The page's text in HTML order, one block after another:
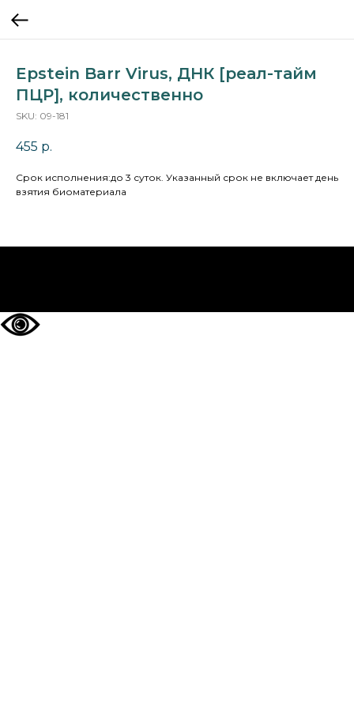
Epstein Barr Virus, ДНК [реал-тайм
ПЦР], количественно
SKU: 09-181
455 р.
Cрок исполнения:до 3 суток. Указанный срок не включает день
взятия биоматериала